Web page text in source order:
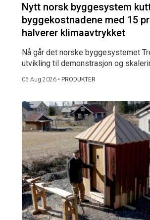
Nytt norsk byggesystem
byggekostnadene med 15
halverer klimaavtrykket
Nå går det norske byggesystemet
utvikling til demonstrasjon og
05 Aug 2026 • PRODUKTER